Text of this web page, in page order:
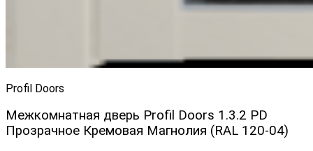
Profil Doors
Межкомнатная дверь Profil Doors 1.3.2 PD
Прозрачное Кремовая Магнолия (RAL 120-04)